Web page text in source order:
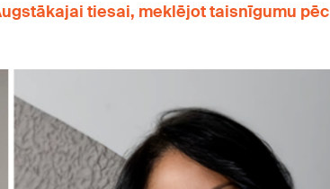
tiesai, meklējot taisnīgumu pēc